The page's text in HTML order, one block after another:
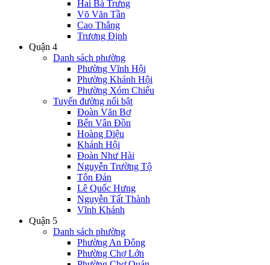
Hai Bà Trưng
Võ Văn Tần
Cao Thắng
Trương Định
Quận 4
Danh sách phường
Phường Vĩnh Hội
Phường Khánh Hội
Phường Xóm Chiếu
Tuyến đường nổi bật
Đoàn Văn Bơ
Bến Vân Đồn
Hoàng Diệu
Khánh Hội
Đoàn Như Hài
Nguyễn Trường Tộ
Tôn Đản
Lê Quốc Hưng
Nguyễn Tất Thành
Vĩnh Khánh
Quận 5
Danh sách phường
Phường An Đông
Phường Chợ Lớn